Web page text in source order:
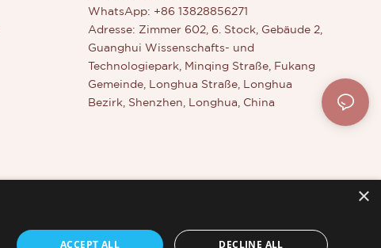
WhatsApp: +86 13828856271
Adresse: Zimmer 602, 6. Stock, Gebäude 2,
Guanghui Wissenschafts- und
Technologiepark, Minqing Straße, Fukang
Gemeinde, Longhua Straße, Longhua
Bezirk, Shenzhen, Longhua, China
×
ACCEPT ALL DECLINE ALL